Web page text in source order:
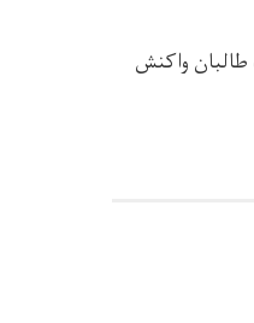
واکنش